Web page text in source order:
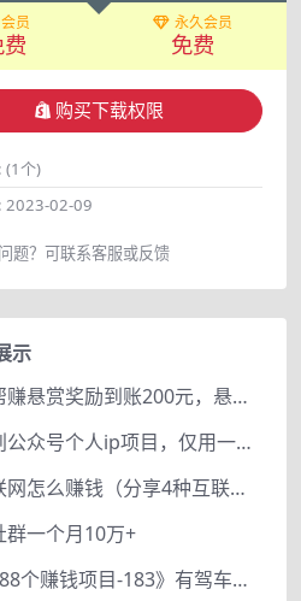
会员 永久会员
免费
购买下载权限
(1个)
2023-02-09
题？可联系客服或反馈
示
赏帮赚悬赏奖励到账200元，悬赏任务多劳多得，人人可做。
网创公众号个人ip项目，仅用一篇文章做到全网引流！
互联网怎么赚钱（分享4种互联网赚钱模式）
群一个月10万+
《188个赚钱项目-183》有驾车评项目，动动小手，复制粘贴赚44元！